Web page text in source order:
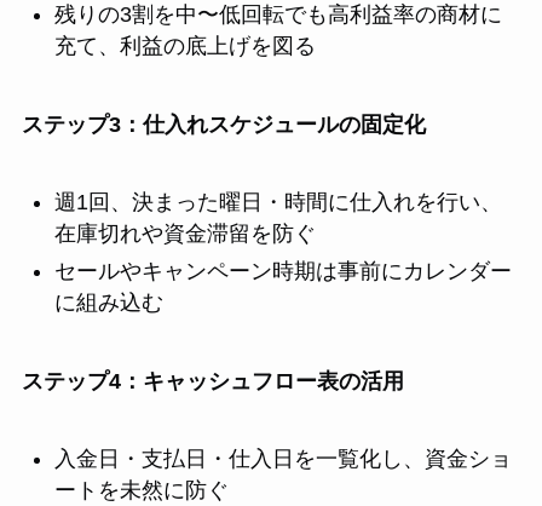
残りの3割を中〜低回転でも高利益率の商材に
充て、利益の底上げを図る
ステップ3：仕入れスケジュールの固定化
週1回、決まった曜日・時間に仕入れを行い、
在庫切れや資金滞留を防ぐ
セールやキャンペーン時期は事前にカレンダー
に組み込む
ステップ4：キャッシュフロー表の活用
入金日・支払日・仕入日を一覧化し、資金ショ
ートを未然に防ぐ